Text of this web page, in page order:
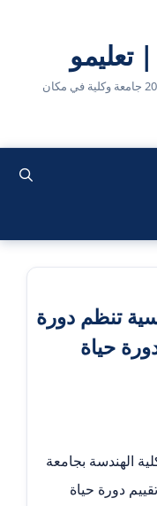
بوابة الأخبار الأكاديمية العراقية — أكثر من 20 جامعة وكلية في مكان
تنظم دورة
حياة
الهندسة بجامعة
دورة حياة